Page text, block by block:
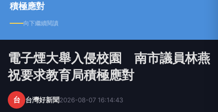
積極應對
向下繼續閱讀
電子煙大舉入侵校園 南市議員林燕
祝要求教育局積極應對
台 台灣好新聞2026-08-07 16:14:43